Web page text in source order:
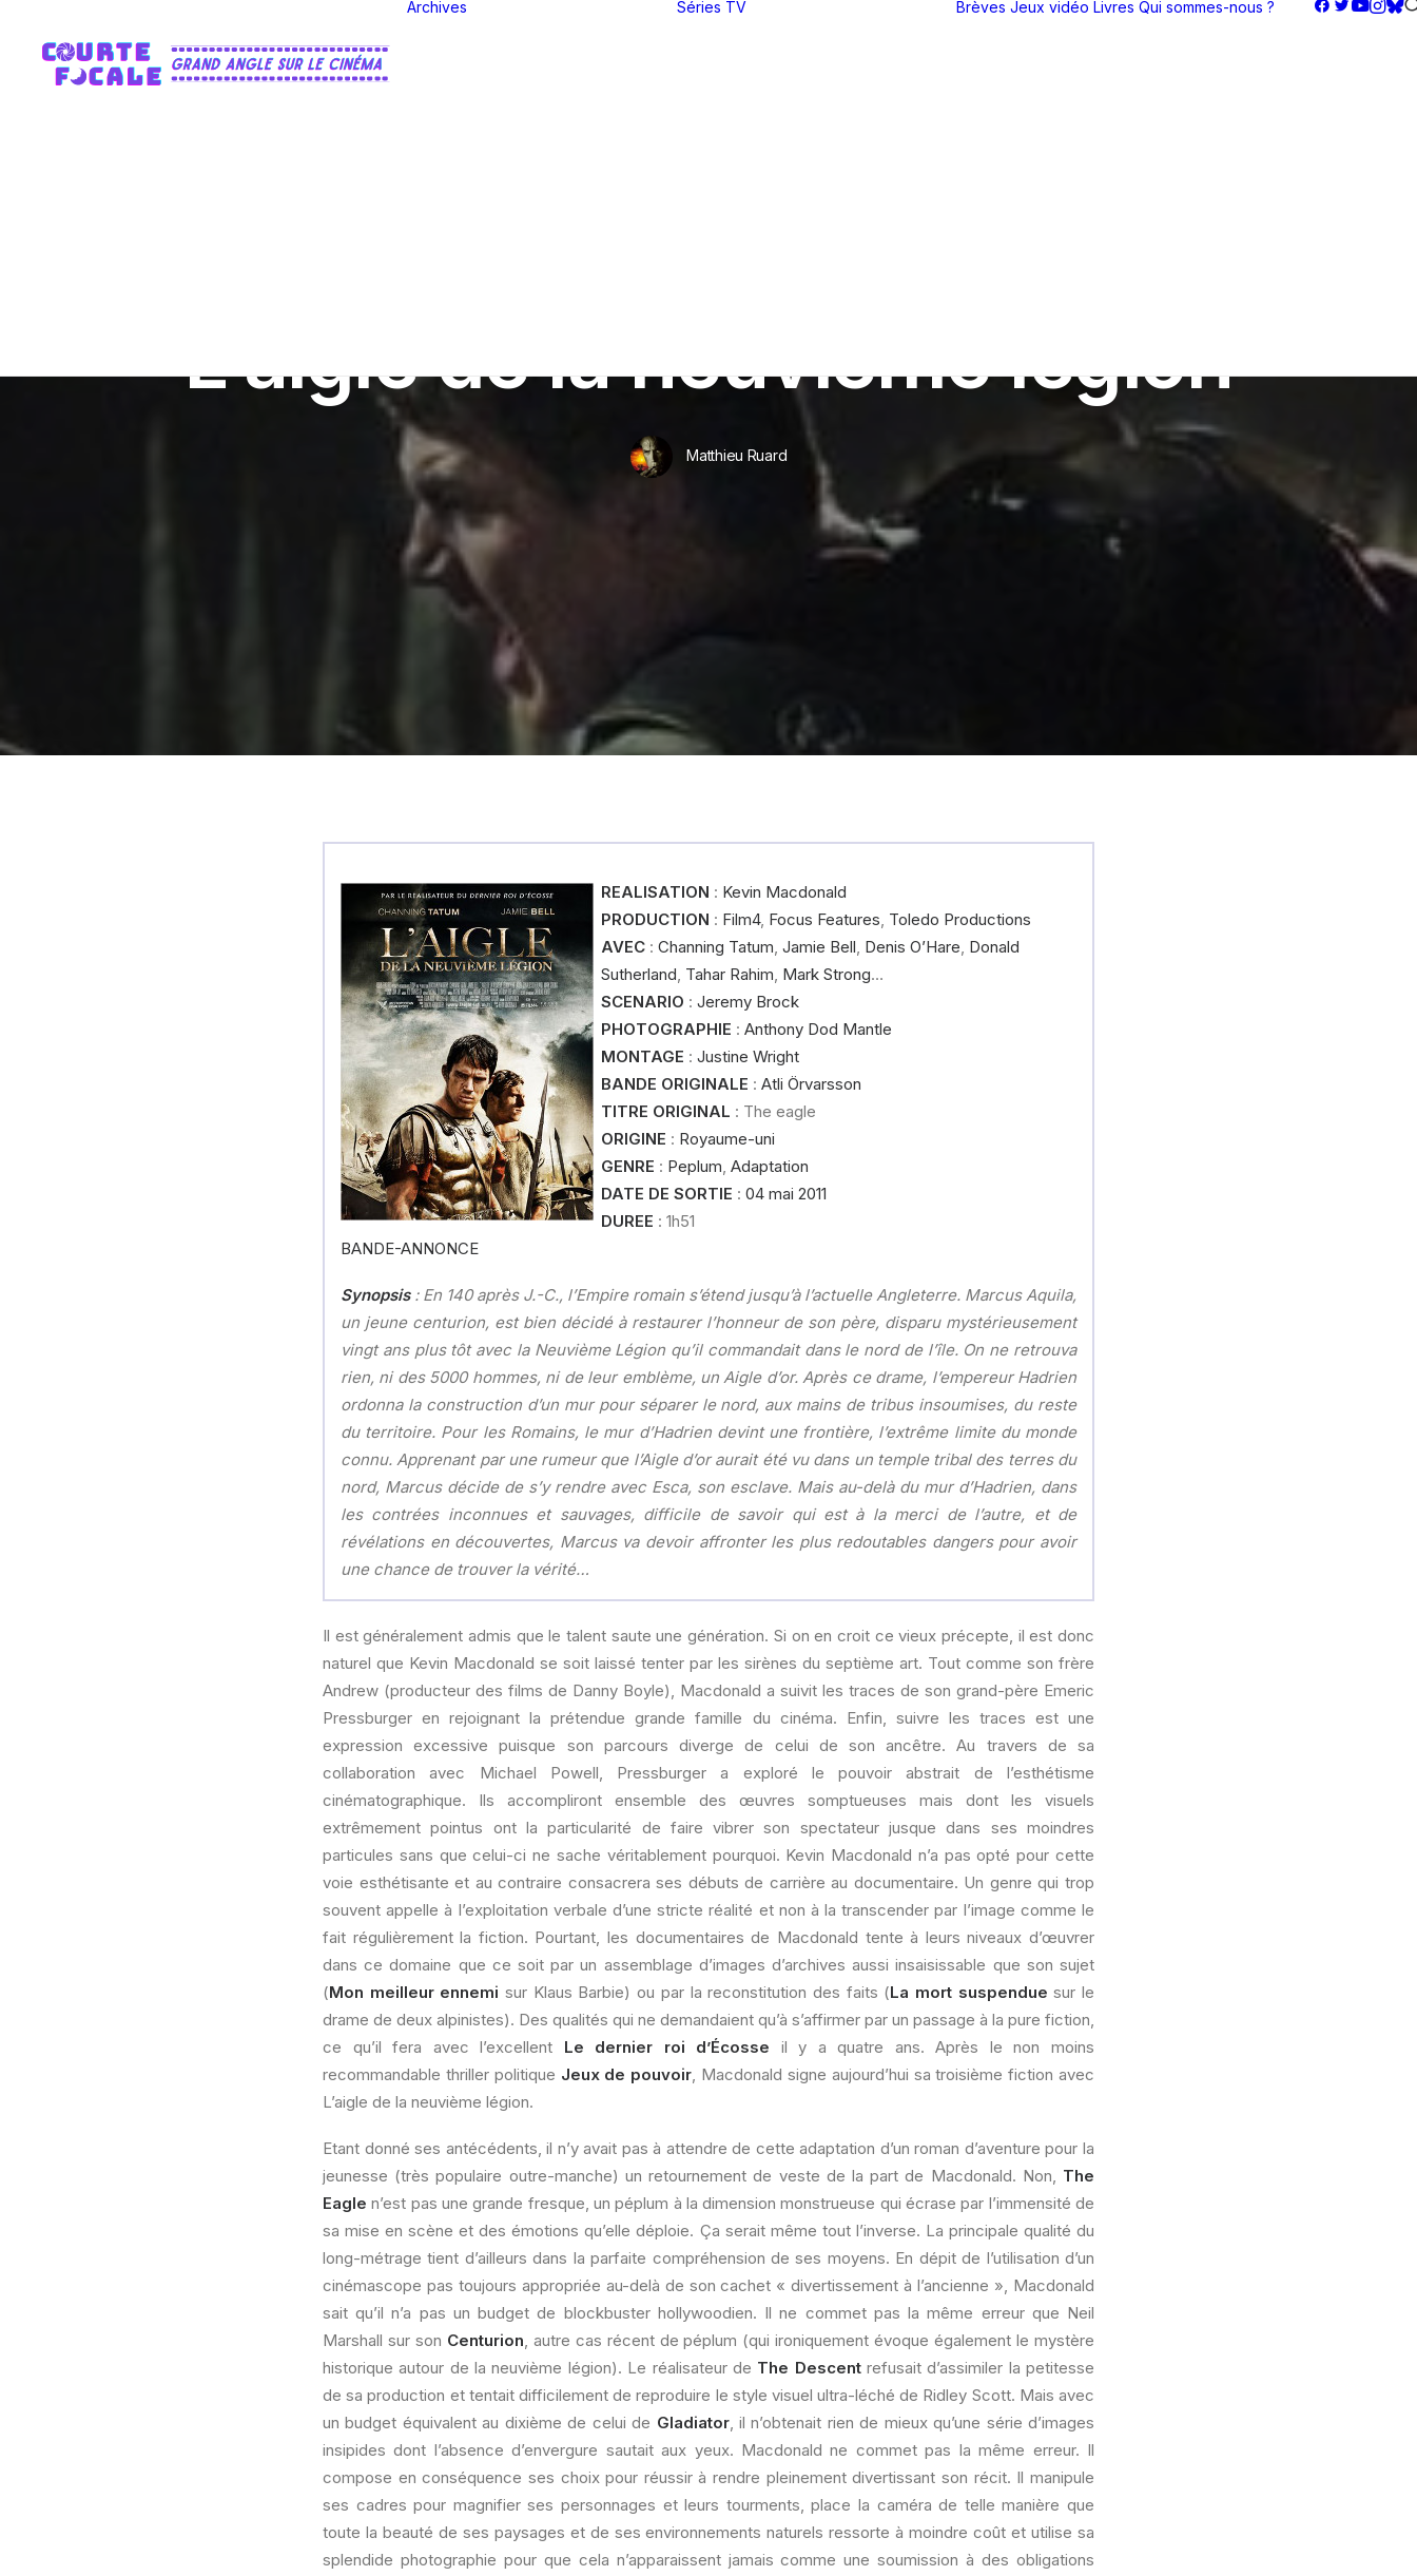
Archives Séries TV Brèves Jeux vidéo Livres Qui sommes-nous ?
L'aigle de la neuvième légion
Matthieu Ruard
REALISATION : Kevin Macdonald
PRODUCTION : Film4, Focus Features, Toledo Productions
AVEC : Channing Tatum, Jamie Bell, Denis O’Hare, Donald
Sutherland, Tahar Rahim, Mark Strong…
SCENARIO : Jeremy Brock
PHOTOGRAPHIE : Anthony Dod Mantle
MONTAGE : Justine Wright
BANDE ORIGINALE : Atli Örvarsson
TITRE ORIGINAL : The eagle
ORIGINE : Royaume-uni
GENRE : Peplum, Adaptation
DATE DE SORTIE : 04 mai 2011
DUREE : 1h51
BANDE-ANNONCE
Synopsis: En 140 après J.-C., l’Empire romain s’étend jusqu’à l’actuelle Angleterre. Marcus Aquila,
un jeune centurion, est bien décidé à restaurer l’honneur de son père, disparu mystérieusement
vingt ans plus tôt avec la Neuvième Légion qu’il commandait dans le nord de l’île. On ne retrouva
rien, ni des 5000 hommes, ni de leur emblème, un Aigle d’or. Après ce drame, l’empereur Hadrien
ordonna la construction d’un mur pour séparer le nord, aux mains de tribus insoumises, du reste
du territoire. Pour les Romains, le mur d’Hadrien devint une frontière, l’extrême limite du monde
connu. Apprenant par une rumeur que l’Aigle d’or aurait été vu dans un temple tribal des terres du
nord, Marcus décide de s’y rendre avec Esca, son esclave. Mais au-delà du mur d’Hadrien, dans
les contrées inconnues et sauvages, difficile de savoir qui est à la merci de l’autre, et de
révélations en découvertes, Marcus va devoir affronter les plus redoutables dangers pour avoir
une chance de trouver la vérité…
Il est généralement admis que le talent saute une génération. Si on en croit ce vieux précepte, il est donc
naturel que Kevin Macdonald se soit laissé tenter par les sirènes du septième art. Tout comme son frère
Andrew (producteur des films de Danny Boyle), Macdonald a suivit les traces de son grand-père Emeric
Pressburger en rejoignant la prétendue grande famille du cinéma. Enfin, suivre les traces est une
expression excessive puisque son parcours diverge de celui de son ancêtre. Au travers de sa
collaboration avec Michael Powell, Pressburger a exploré le pouvoir abstrait de l’esthétisme
cinématographique. Ils accompliront ensemble des œuvres somptueuses mais dont les visuels
extrêmement pointus ont la particularité de faire vibrer son spectateur jusque dans ses moindres
particules sans que celui-ci ne sache véritablement pourquoi. Kevin Macdonald n’a pas opté pour cette
voie esthétisante et au contraire consacrera ses débuts de carrière au documentaire. Un genre qui trop
souvent appelle à l’exploitation verbale d’une stricte réalité et non à la transcender par l’image comme le
fait régulièrement la fiction. Pourtant, les documentaires de Macdonald tente à leurs niveaux d’œuvrer
dans ce domaine que ce soit par un assemblage d’images d’archives aussi insaisissable que son sujet
(Mon meilleur ennemi sur Klaus Barbie) ou par la reconstitution des faits (La mort suspendue sur le
drame de deux alpinistes). Des qualités qui ne demandaient qu’à s’affirmer par un passage à la pure fiction,
ce qu’il fera avec l’excellent Le dernier roi d’Écosse il y a quatre ans. Après le non moins
recommandable thriller politique Jeux de pouvoir, Macdonald signe aujourd’hui sa troisième fiction avec
L’aigle de la neuvième légion.
Etant donné ses antécédents, il n’y avait pas à attendre de cette adaptation d’un roman d’aventure pour la
jeunesse (très populaire outre-manche) un retournement de veste de la part de Macdonald. Non, The
Eagle n’est pas une grande fresque, un péplum à la dimension monstrueuse qui écrase par l’immensité de
sa mise en scène et des émotions qu’elle déploie. Ça serait même tout l’inverse. La principale qualité du
long-métrage tient d’ailleurs dans la parfaite compréhension de ses moyens. En dépit de l’utilisation d’un
cinémascope pas toujours appropriée au-delà de son cachet « divertissement à l’ancienne », Macdonald
sait qu’il n’a pas un budget de blockbuster hollywoodien. Il ne commet pas la même erreur que Neil
Marshall sur son Centurion, autre cas récent de péplum (qui ironiquement évoque également le mystère
historique autour de la neuvième légion). Le réalisateur de The Descentrefusait d’assimiler la petitesse
de sa production et tentait difficilement de reproduire le style visuel ultra-léché de Ridley Scott. Mais avec
un budget équivalent au dixième de celui de Gladiator, il n’obtenait rien de mieux qu’une série d’images
insipides dont l’absence d’envergure sautait aux yeux. Macdonald ne commet pas la même erreur. Il
compose en conséquence ses choix pour réussir à rendre pleinement divertissant son récit. Il manipule
ses cadres pour magnifier ses personnages et leurs tourments, place la caméra de telle manière que
toute la beauté de ses paysages et de ses environnements naturels ressorte à moindre coût et utilise sa
splendide photographie pour que cela n’apparaissent jamais comme une soumission à des obligations